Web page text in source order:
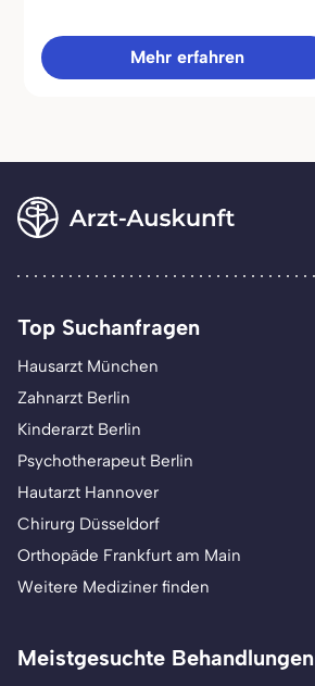
Mehr erfahren
Top Suchanfragen
Hausarzt München
Zahnarzt Berlin
Kinderarzt Berlin
Psychotherapeut Berlin
Hautarzt Hannover
Chirurg Düsseldorf
Orthopäde Frankfurt am Main
Weitere Mediziner finden
Meistgesuchte Behandlungen